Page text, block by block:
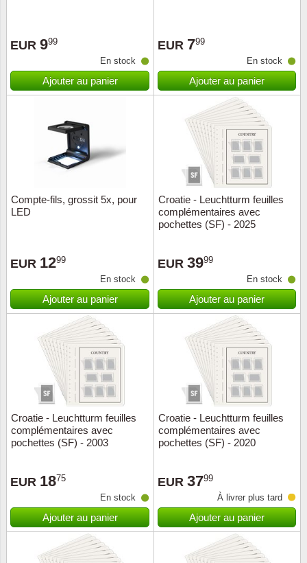
EUR 999
En stock
Ajouter au panier
EUR 799
En stock
Ajouter au panier
Compte-fils, grossit 5x, pour
LED
EUR 1299
En stock
Ajouter au panier
Croatie - Leuchtturm feuilles
complémentaires avec
pochettes (SF) - 2025
EUR 3999
En stock
Ajouter au panier
Croatie - Leuchtturm feuilles
complémentaires avec
pochettes (SF) - 2003
EUR 1875
En stock
Ajouter au panier
Croatie - Leuchtturm feuilles
complémentaires avec
pochettes (SF) - 2020
EUR 3799
À livrer plus tard
Ajouter au panier